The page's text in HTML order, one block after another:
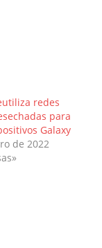
redes
para
Galaxy
de 2022